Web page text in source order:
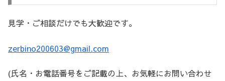
見学・ご相談だけでも大歓迎です。
zerbino200603@gmail.com
(氏名・お電話番号をご記載の上、お気軽にお問い合わせ